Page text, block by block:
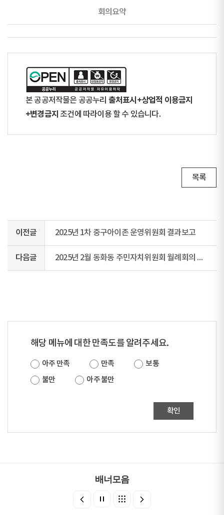
회의요약
본 공공저작물은 공공누리 출처표시+상업적 이용금지
+변경금지 조건에 따라이용 할 수 있습니다.
목록
이전글 2025년 1차 중구아이존 운영위원회 결과보고
다음글 2025년 2월 동화동 주민자치위원회 월례회의 회의록
해당 메뉴에 대한 만족도를 알려주세요.
아주 만족 만족
보통
불만
아주 불만
확인
배너모음